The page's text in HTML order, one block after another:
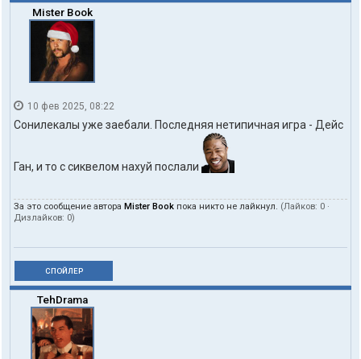
Mister Book
10 фев 2025, 08:22
Сонилекалы уже заебали. Последняя нетипичная игра - Дейс
Ган, и то с сиквелом нахуй послали
За это сообщение автора Mister Book пока никто не лайкнул. (Лайков: 0 ·
Дизлайков: 0)
СПОЙЛЕР
TehDrama